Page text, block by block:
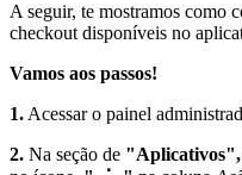
A seguir, te mostramos como
checkout disponíveis no
Vamos aos passos!
1. Acessar o painel
2. Na seção de "Aplicativos",